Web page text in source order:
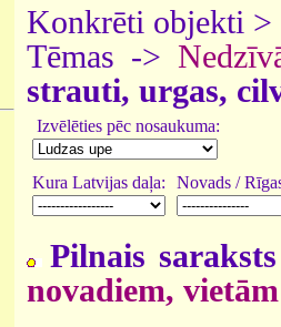
Konkrēti objekti >
Tēmas ->
strauti, urgas,
Izvēlēties pēc nosaukuma:
Kura Latvijas daļa: Novads /
Pilnais
novadiem, vietām